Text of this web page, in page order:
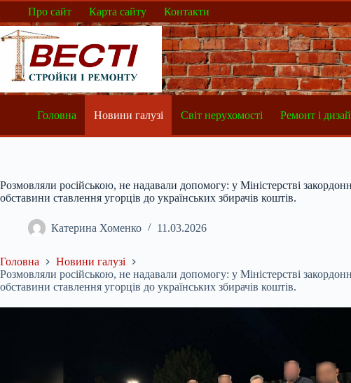
Перейти
вмісту
Про сайт Карта сайту Контакти
Головна Новини галузі Світ нерухомості Ремонт і
Розмовляли російською, не надавали допомогу: у Міністерстві
обставини ставлення угорців до українських збирачів коштів.
Катерина Хоменко 11.03.2026
Головна
Новини галузі
Розмовляли російською, не надавали допомогу: у Міністерстві
обставини ставлення угорців до українських збирачів коштів.